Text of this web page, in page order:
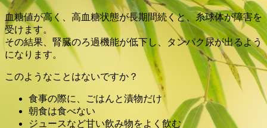
血糖値が高く、高血糖状態が長期間続くと、糸球体が障害を
受けます。
その結果、腎臓のろ過機能が低下し、タンパク尿が出るよう
になります。
このようなことはないですか？
食事の際に、ごはんと漬物だけ
朝食は食べない
ジュースなど甘い飲み物をよく飲む